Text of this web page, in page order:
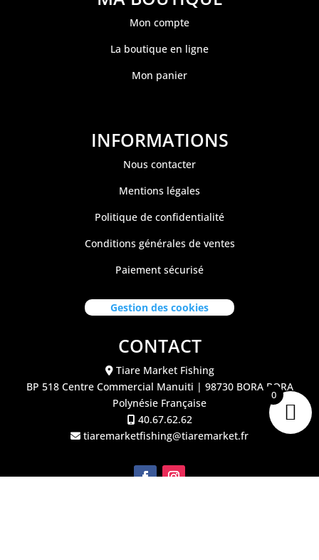
Mon compte
La boutique en ligne
Mon panier
INFORMATIONS
Nous contacter
Mentions légales
Politique de confidentialité
Conditions générales de ventes
Paiement sécurisé
Gestion des cookies
CONTACT
Tiare Market Fishing
BP 518 Centre Commercial Manuiti | 98730 BORA BORA
Polynésie Française
40.67.62.62
tiaremarketfishing@tiaremarket.fr
0